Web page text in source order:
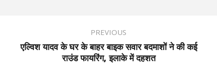
PREVIOUS
एल्विश यादव के घर के बाहर बाइक सवार बदमाशों ने की कई
राउंड फायरिंग, इलाके में दहशत